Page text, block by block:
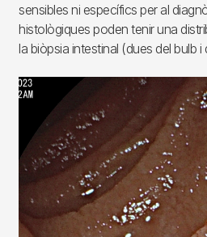
sensibles ni específics per al
histològiques poden tenir una
la biòpsia intestinal (dues del bulb